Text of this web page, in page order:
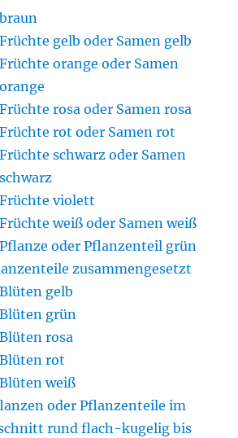
braun
Früchte gelb oder Samen gelb
Früchte orange oder Samen
orange
Früchte rosa oder Samen rosa
Früchte rot oder Samen rot
Früchte schwarz oder Samen
schwarz
Früchte violett
Früchte weiß oder Samen weiß
Pflanze oder Pflanzenteil grün
zusammengesetzt
Blüten gelb
Blüten grün
Blüten rosa
Blüten rot
Blüten weiß
oder Pflanzenteile im
rund flach-kugelig bis